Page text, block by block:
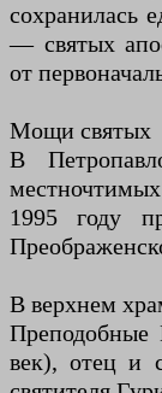
сохранилась
— святых
от
Мощи святых
В
1995 году
В верхнем
век), отец и